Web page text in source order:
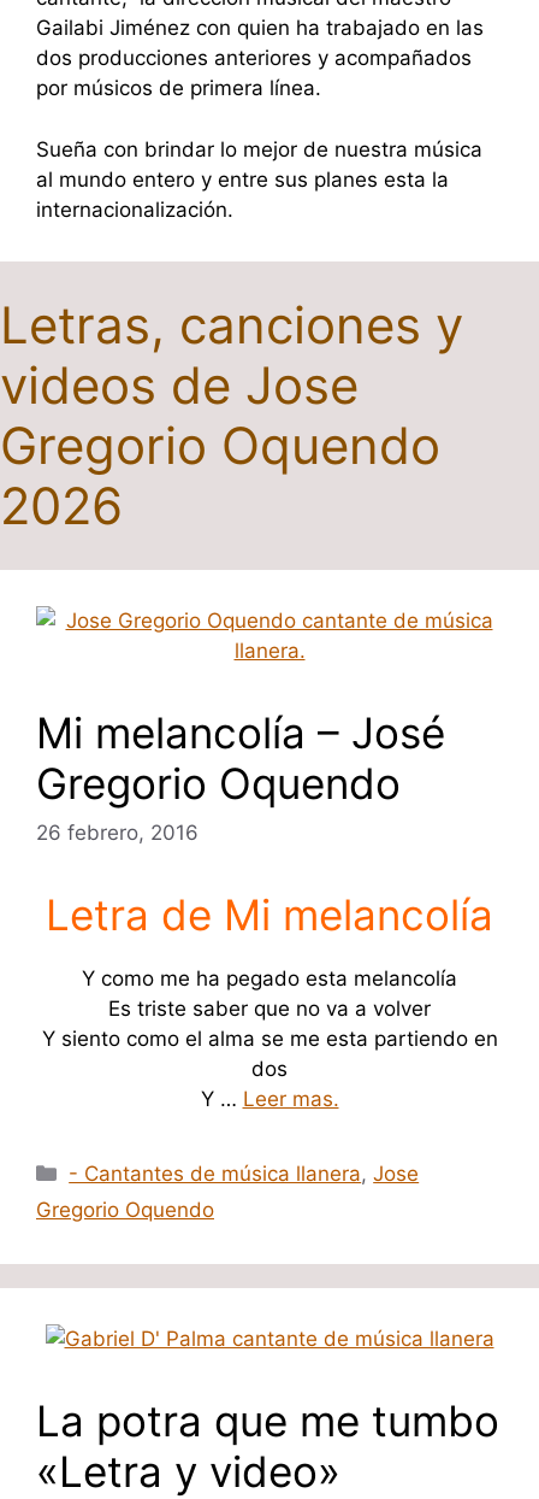
Gailabi Jiménez con quien ha trabajado en las
dos producciones anteriores y acompañados
por músicos de primera línea.
Sueña con brindar lo mejor de nuestra música
al mundo entero y entre sus planes esta la
internacionalización.
Letras, canciones y
videos de Jose
Gregorio Oquendo
2026
Mi melancolía – José
Gregorio Oquendo
26 febrero, 2016
Letra de Mi melancolía
Y como me ha pegado esta melancolía
Es triste saber que no va a volver
Y siento como el alma se me esta partiendo en
dos
Y … Leer mas.
Categorías
- Cantantes de música llanera,Jose
Gregorio Oquendo
La potra que me tumbo
«Letra y video»